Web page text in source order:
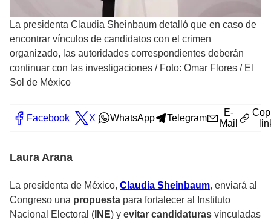
La presidenta Claudia Sheinbaum detalló que en caso de
encontrar vínculos de candidatos con el crimen
organizado, las autoridades correspondientes deberán
continuar con las investigaciones / Foto: Omar Flores / El
Sol de México
Facebook X WhatsApp Telegram
E-
Mail
Laura Arana
La presidenta de México, Claudia Sheinbaum, enviará al
Congreso una propuesta para fortalecer al Instituto
Nacional Electoral ( INE) y evitar candidaturas vinculadas